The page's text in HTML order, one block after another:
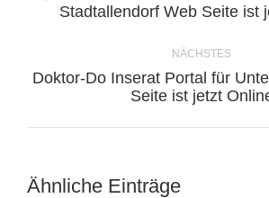
Stadtallendorf Web Seite ist
NÄCHSTES
Nächster
Doktor-Do Inserat Portal für
Seite ist jetzt
Ähnliche Einträge